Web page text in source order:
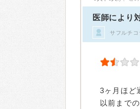
医師により
サフルチ
3ヶ月ほど
以前まで